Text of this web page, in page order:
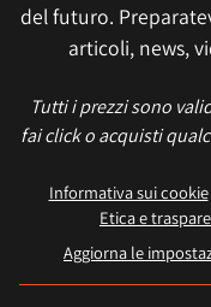
del futuro.
articoli, news,
Tutti i prezzi sono
fai click o acquisti
Informativa sui cookie
Etica e
Aggiorna le